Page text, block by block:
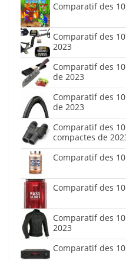
Comparatif des
Comparatif des
2023
Comparatif des
de 2023
Comparatif des
de 2023
Comparatif des
compactes de
Comparatif des
Comparatif des
Comparatif des
2023
Comparatif des